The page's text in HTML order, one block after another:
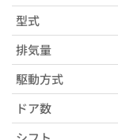
型式
排気量
駆動方式
ドア数